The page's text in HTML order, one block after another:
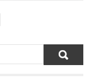
ail